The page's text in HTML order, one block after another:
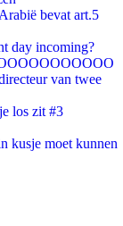
bevat art.5
day incoming?
van twee
los zit #3
kusje moet kunnen